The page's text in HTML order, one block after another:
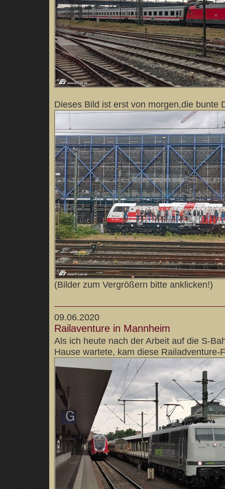
Dieses Bild ist erst von morgen,die bunte
(Bilder zum Vergrößern bitte anklicken!)
09.06.2020
Railaventure in Mannheim
Als ich heute nach der Arbeit auf die S-
Hause wartete, kam diese Railadventure-